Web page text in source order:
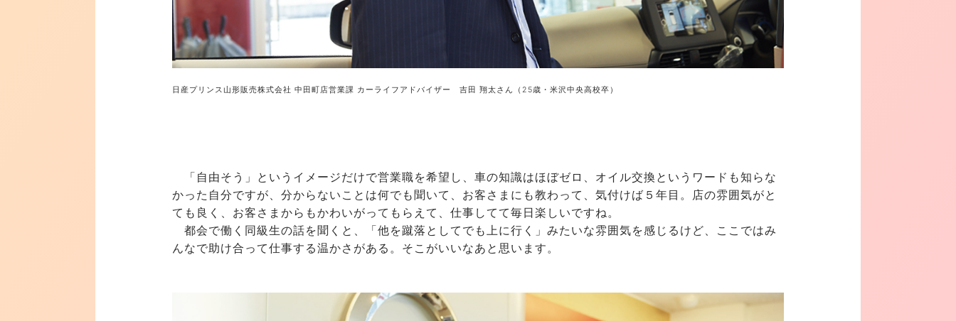
日産プリンス山形販売株式会社 中田町店営業課 カーライフアドバイザー 吉田 翔太さん（25歳・米沢中央高校卒）
「自由そう」というイメージだけで営業職を希望し、車の知識はほぼゼロ、オイル交換というワードも知らな
かった自分ですが、分からないことは何でも聞いて、お客さまにも教わって、気付けば５年目。店の雰囲気がと
ても良く、お客さまからもかわいがってもらえて、仕事してて毎日楽しいですね。
都会で働く同級生の話を聞くと、「他を蹴落としてでも上に行く」みたいな雰囲気を感じるけど、ここではみ
んなで助け合って仕事する温かさがある。そこがいいなあと思います。